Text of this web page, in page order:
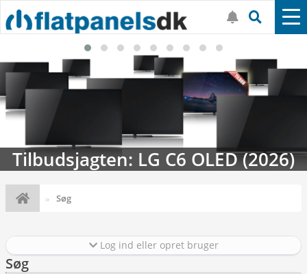
Tilbudsjagten: LG C6 OLED (2026)
Søg
Log ind eller opret bruger
Søg